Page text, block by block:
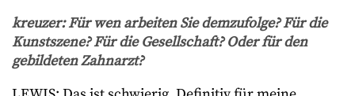
kreuzer: Für wen arbeiten Sie demzufolge? Für die
Kunstszene? Für die Gesellschaft? Oder für den
gebildeten Zahnarzt?